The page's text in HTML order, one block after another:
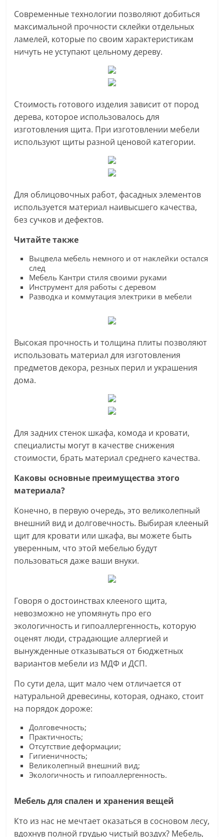
Современные технологии позволяют добиться
максимальной прочности склейки отдельных
ламелей, которые по своим характеристикам
ничуть не уступают цельному дереву.
Стоимость готового изделия зависит от пород
дерева, которое использовалось для
изготовления щита. При изготовлении мебели
используют щиты разной ценовой категории.
Для облицовочных работ, фасадных элементов
используется материал наивысшего качества,
без сучков и дефектов.
Читайте также
Выцвела мебель немного и от наклейки остался
след
Мебель Кантри стиля своими руками
Инструмент для работы с деревом
Разводка и коммутация электрики в мебели
Высокая прочность и толщина плиты позволяют
использовать материал для изготовления
предметов декора, резных перил и украшения
дома.
Для задних стенок шкафа, комода и кровати,
специалисты могут в качестве снижения
стоимости, брать материал среднего качества.
Каковы основные преимущества этого
материала?
Конечно, в первую очередь, это великолепный
внешний вид и долговечность. Выбирая клееный
щит для кровати или шкафа, вы можете быть
уверенным, что этой мебелью будут
пользоваться даже ваши внуки.
Говоря о достоинствах клееного щита,
невозможно не упомянуть про его
экологичность и гипоаллергенность, которую
оценят люди, страдающие аллергией и
вынужденные отказываться от бюджетных
вариантов мебели из МДФ и ДСП.
По сути дела, щит мало чем отличается от
натуральной древесины, которая, однако, стоит
на порядок дороже:
Долговечность;
Практичность;
Отсутствие деформации;
Гигиеничность;
Великолепный внешний вид;
Экологичность и гипоаллергенность.
Мебель для спален и хранения вещей
Кто из нас не мечтает оказаться в сосновом лесу,
вдохнув полной грудью чистый воздух? Мебель,